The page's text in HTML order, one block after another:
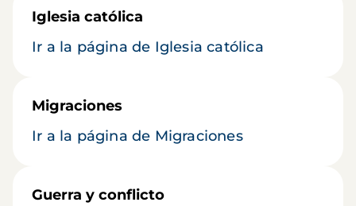
Iglesia católica
Ir a la página de Iglesia católica
Migraciones
Ir a la página de Migraciones
Guerra y conflicto